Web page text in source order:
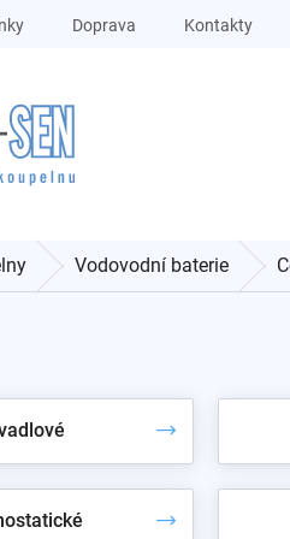
Doprava Kontakty
Vodovodní baterie